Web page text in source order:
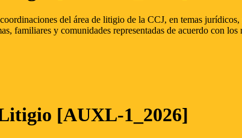
del área de litigio de la CCJ, en temas
familiares y comunidades representadas de acuerdo con
[AUXL-1_2026]